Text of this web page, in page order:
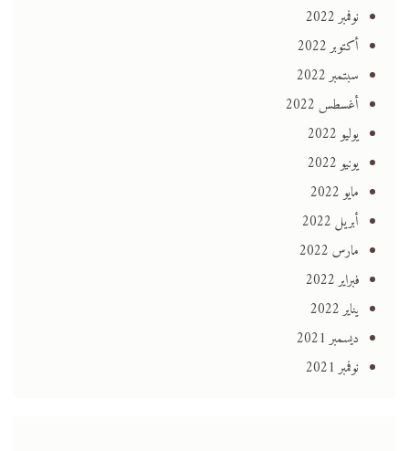
نوفمبر 2022
أكتوبر 2022
سبتمبر 2022
أغسطس 2022
يوليو 2022
يونيو 2022
مايو 2022
أبريل 2022
مارس 2022
فبراير 2022
يناير 2022
ديسمبر 2021
نوفمبر 2021